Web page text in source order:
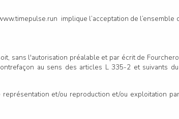
implique l’acceptation de
sans l'autorisation préalable et par écrit de
au sens des articles L 335-2 et suivants
et/ou reproduction et/ou exploitation